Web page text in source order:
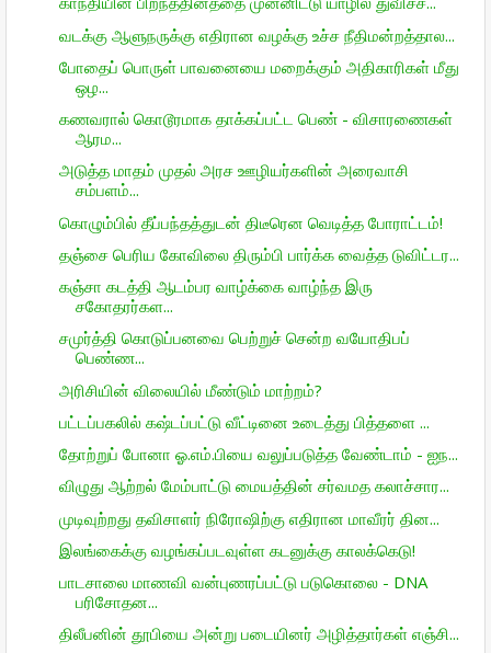
வடக்கு ஆளுநருக்கு எதிரான வழக்கு உச்ச நீதிமன்றத்தால...
போதைப் பொருள் பாவனையை மறைக்கும் அதிகாரிகள் மீது
ஒழ...
கணவரால் கொடூரமாக தாக்கப்பட்ட பெண் - விசாரணைகள்
ஆரம...
அடுத்த மாதம் முதல் அரச ஊழியர்களின் அரைவாசி
சம்பளம்...
கொழும்பில் தீப்பந்தத்துடன் திடீரென வெடித்த போராட்டம்!
தஞ்சை பெரிய கோவிலை திரும்பி பார்க்க வைத்த டுவிட்டர...
கஞ்சா கடத்தி ஆடம்பர வாழ்க்கை வாழ்ந்த இரு
சகோதரர்கள...
சமுர்த்தி கொடுப்பனவை பெற்றுச் சென்ற வயோதிபப்
பெண்ண...
அரிசியின் விலையில் மீண்டும் மாற்றம்?
பட்டப்பகலில் கஷ்டப்பட்டு வீட்டினை உடைத்து பித்தளை ...
தோற்றுப் போனா ஓ.எம்.பியை வலுப்படுத்த வேண்டாம் - ஐந...
விழுது ஆற்றல் மேம்பாட்டு மையத்தின் சர்வமத கலாச்சார...
முடிவுற்றது தவிசாளர் நிரோஷிற்கு எதிரான மாவீரர் தின...
இலங்கைக்கு வழங்கப்படவுள்ள கடனுக்கு காலக்கெடு!
பாடசாலை மாணவி வன்புணரப்பட்டு படுகொலை - DNA
பரிசோதன...
திலீபனின் தூபியை அன்று படையினர் அழித்தார்கள் எஞ்சி...